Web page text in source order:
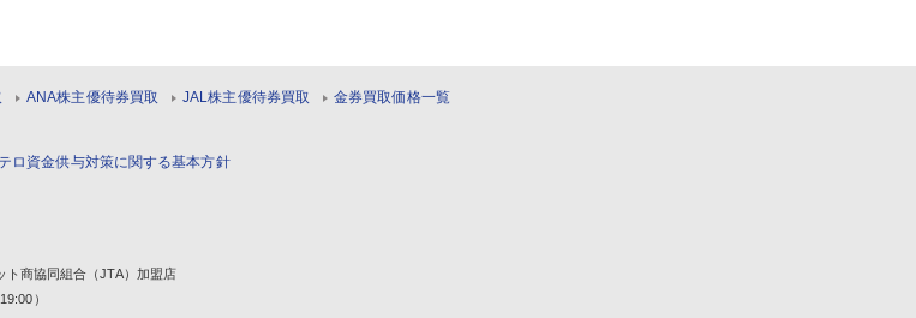
ANA株主優待券買取 JAL株主優待券買取
金券買取価格一覧
ロ資金供与対策に関する基本方針
商協同組合（JTA）加盟店
）